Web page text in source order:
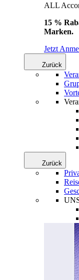
ALL
15 %
Marken.
Jetzt
Zurück
Zurück